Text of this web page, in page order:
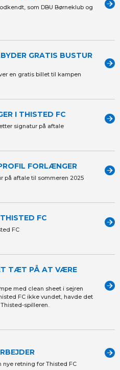
som DBU Børneklub og
GRATIS BUSTUR
en gratis billet til kampen
I THISTED FC
signatur på aftale
FORLÆNGER
på aftale til sommeren 2025
FC
FC
TÆT PÅ AT VÆRE
med clean sheet i sejren
FC ikke vundet, havde det
spilleren.
retning for Thisted FC